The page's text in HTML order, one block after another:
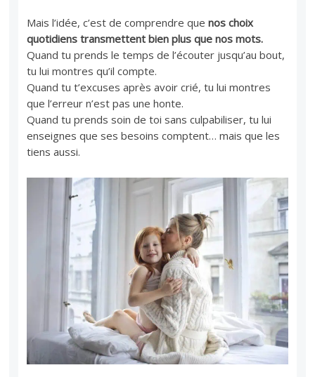
Mais l’idée, c’est de comprendre quenos choix
quotidiens transmettent bien plus que nos mots.
Quand tu prends le temps de l’écouter jusqu’au bout,
tu lui montres qu’il compte.
Quand tu t’excuses après avoir crié, tu lui montres
que l’erreur n’est pas une honte.
Quand tu prends soin de toi sans culpabiliser, tu lui
enseignes que ses besoins comptent… mais que les
tiens aussi.